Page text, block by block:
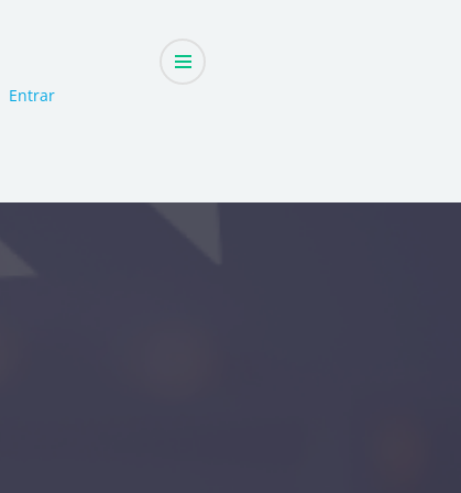
Entrar